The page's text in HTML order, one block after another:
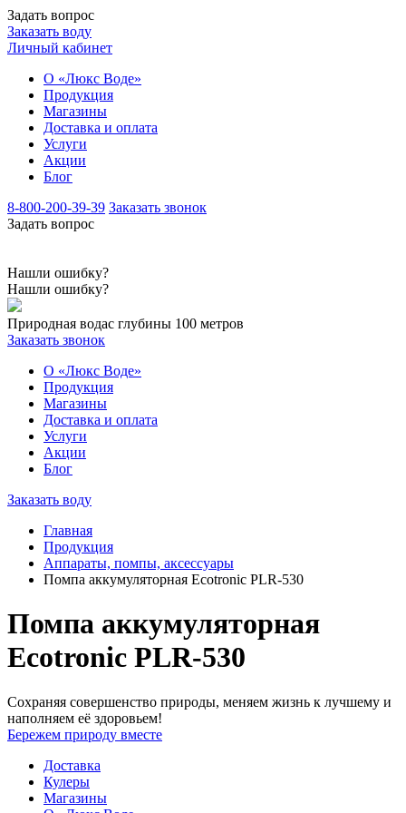
Задать вопрос
Заказать воду
Личный кабинет
О «Люкс Воде»
Продукция
Магазины
Доставка и оплата
Услуги
Акции
Блог
8-800-200-39-39 Заказать звонок
Задать вопрос
Нашли ошибку?
Нашли ошибку?
Природная водас глубины 100 метров
Заказать звонок
О «Люкс Воде»
Продукция
Магазины
Доставка и оплата
Услуги
Акции
Блог
Заказать воду
Главная
Продукция
Аппараты, помпы, аксессуары
Помпа аккумуляторная Ecotronic PLR-530
Помпа аккумуляторная
Ecotronic PLR-530
Сохраняя совершенство природы, меняем жизнь к лучшему и
наполняем её здоровьем!
Бережем природу вместе
Доставка
Кулеры
Магазины